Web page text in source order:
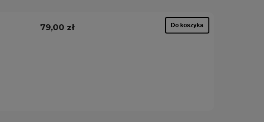
79,00 zł Do koszyka